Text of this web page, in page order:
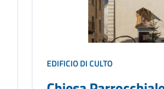
EDIFICIO DI CULTO